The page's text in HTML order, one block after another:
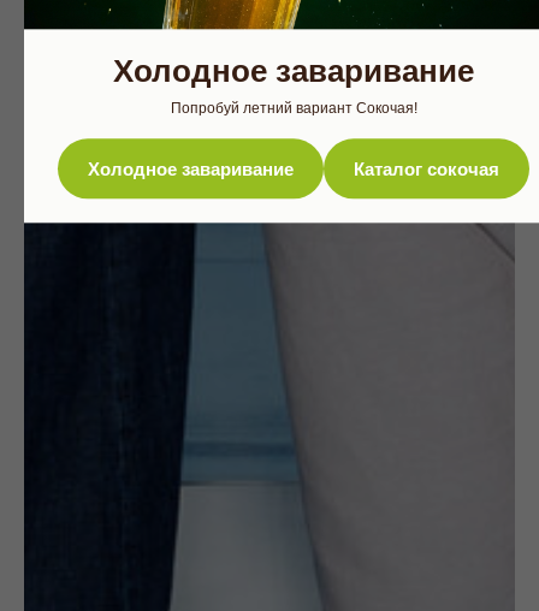
Холодное заваривание
Попробуй летний вариант Сокочая!
Холодное заваривание Каталог сокочая